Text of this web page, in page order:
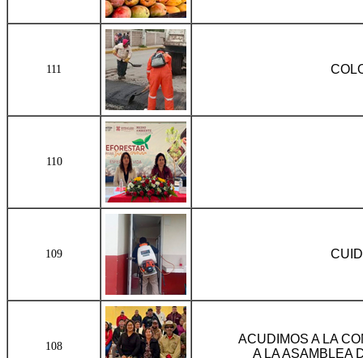
111
110
109
108
ACUDIMOS A LA
A LA ASAMBLEA